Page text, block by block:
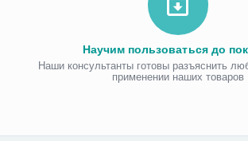
Научим пользоваться до
Наши консультанты готовы разъяснить
применении наших товаров